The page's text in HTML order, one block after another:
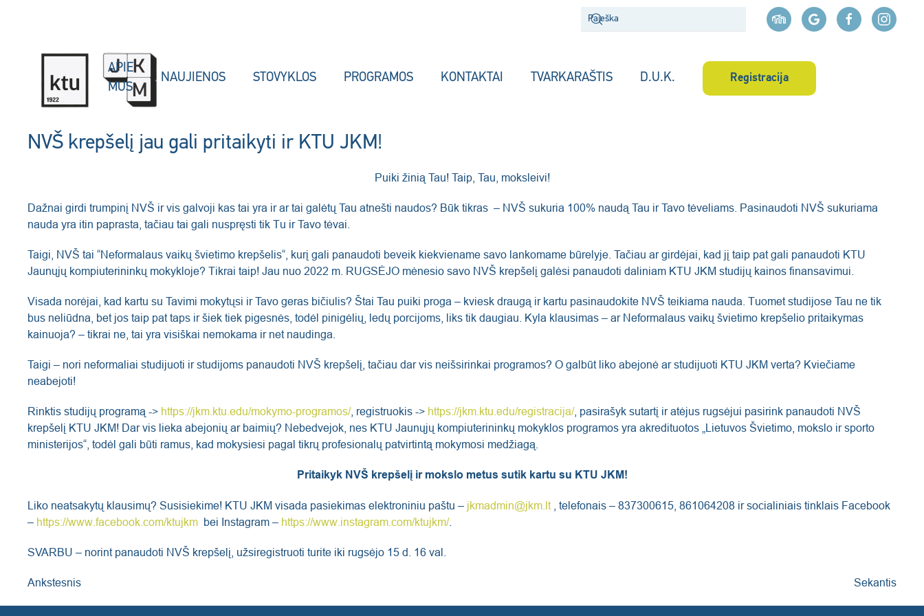
APIE
MUS
NAUJIENOS STOVYKLOS PROGRAMOS KONTAKTAI TVARKARAŠTIS D.U.K. Registracija
NVŠ krepšelį jau gali pritaikyti ir KTU JKM!
Puiki žinią Tau! Taip, Tau, moksleivi!
Dažnai girdi trumpinį NVŠ ir vis galvoji kas tai yra ir ar tai galėtų Tau atnešti naudos? Būk tikras – NVŠ sukuria 100% naudą Tau ir Tavo tėveliams. Pasinaudoti NVŠ sukuriama
nauda yra itin paprasta, tačiau tai gali nuspręsti tik Tu ir Tavo tėvai.
Taigi, NVŠ tai “Neformalaus vaikų švietimo krepšelis“, kurį gali panaudoti beveik kiekviename savo lankomame būrelyje. Tačiau ar girdėjai, kad jį taip pat gali panaudoti KTU
Jaunųjų kompiuterininkų mokykloje? Tikrai taip! Jau nuo 2022 m. RUGSĖJO mėnesio savo NVŠ krepšelį galėsi panaudoti daliniam KTU JKM studijų kainos finansavimui.
Visada norėjai, kad kartu su Tavimi mokytųsi ir Tavo geras bičiulis? Štai Tau puiki proga – kviesk draugą ir kartu pasinaudokite NVŠ teikiama nauda. Tuomet studijose Tau ne tik
bus neliūdna, bet jos taip pat taps ir šiek tiek pigesnės, todėl pinigėlių, ledų porcijoms, liks tik daugiau. Kyla klausimas – ar Neformalaus vaikų švietimo krepšelio pritaikymas
kainuoja? – tikrai ne, tai yra visiškai nemokama ir net naudinga.
Taigi – nori neformaliai studijuoti ir studijoms panaudoti NVŠ krepšelį, tačiau dar vis neišsirinkai programos? O galbūt liko abejonė ar studijuoti KTU JKM verta? Kviečiame
neabejoti!
Rinktis studijų programą -> https://jkm.ktu.edu/mokymo-programos/, registruokis -> https://jkm.ktu.edu/registracija/, pasirašyk sutartį ir atėjus rugsėjui pasirink panaudoti NVŠ
krepšelį KTU JKM! Dar vis lieka abejonių ar baimių? Nebedvejok, nes KTU Jaunųjų kompiuterininkų mokyklos programos yra akredituotos „Lietuvos Švietimo, mokslo ir sporto
ministerijos“, todėl gali būti ramus, kad mokysiesi pagal tikrų profesionalų patvirtintą mokymosi medžiagą.
Pritaikyk NVŠ krepšelį ir mokslo metus sutik kartu su KTU JKM!
Liko neatsakytų klausimų? Susisiekime! KTU JKM visada pasiekimas elektroniniu paštu – jkmadmin@jkm.lt, telefonais – 837300615, 861064208 ir socialiniais tinklais Facebook
– https://www.facebook.com/ktujkm bei Instagram – https://www.instagram.com/ktujkm/.
SVARBU – norint panaudoti NVŠ krepšelį, užsiregistruoti turite iki rugsėjo 15 d. 16 val.
Ankstesnis Sekantis